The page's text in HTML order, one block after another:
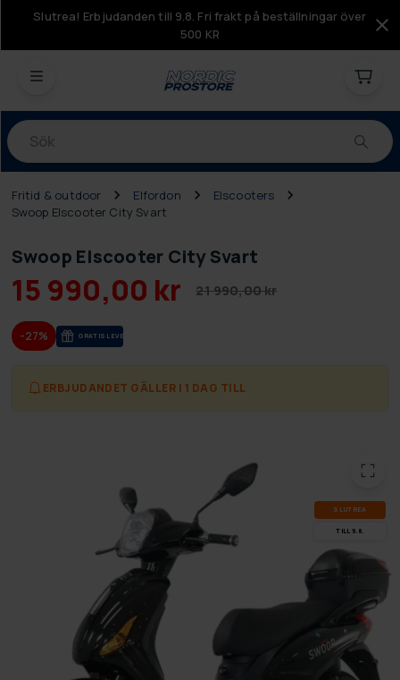
Slutrea! Erbjudanden till 9.8. Fri frakt på beställningar över
500 KR
Produkter
Fritid & outdoor Elfordon
Elscooters
Swoop Elscooter City Svart
Swoop Elscooter City Svart
15 990,00 kr 21 990,00 kr
-27% GRA­TIS LE­VE­RANS
ERBJUDANDET GÄLLER I 1 DAG TILL
SLUT­REA
TILL 9.8.